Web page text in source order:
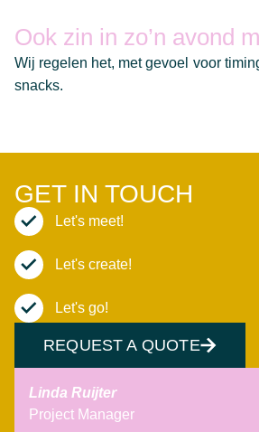
Ook zin in zo’n avond
Wij regelen het, met gevoel voor
snacks.
Linda Ruijter
Project Manager
GET IN TOUCH
Let's meet!
Let's create!
Let's go!
REQUEST A QUOTE